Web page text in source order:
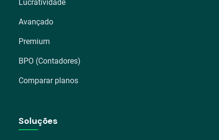
Lucratividade
Avançado
Premium
BPO (Contadores)
Comparar planos
Soluções